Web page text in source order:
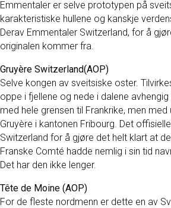
Emmentaler er selve prototypen på
karakteristiske hullene og kanskje
Derav Emmentaler Switzerland, for å
originalen kommer fra.
Gruyère Switzerland(AOP)
Selve kongen av sveitsiske oster.
oppe i fjellene og nede i dalene
med hele grensen til Frankrike, men med
Gruyère i kantonen Fribourg. Det
Switzerland for å gjøre det helt klart at
Franske Comté hadde nemlig i sin tid
Det har den ikke lenger.
Tête de Moine (AOP)
For de fleste nordmenn er dette en av